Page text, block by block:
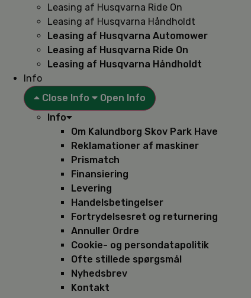
Leasing af Husqvarna Ride On
Leasing af Husqvarna Håndholdt
Leasing af Husqvarna Automower
Leasing af Husqvarna Ride On
Leasing af Husqvarna Håndholdt
Info
Close Info
Open Info
Info
Om Kalundborg Skov Park Have
Reklamationer af maskiner
Prismatch
Finansiering
Levering
Handelsbetingelser
Fortrydelsesret og returnering
Annuller Ordre
Cookie- og persondatapolitik
Ofte stillede spørgsmål
Nyhedsbrev
Kontakt